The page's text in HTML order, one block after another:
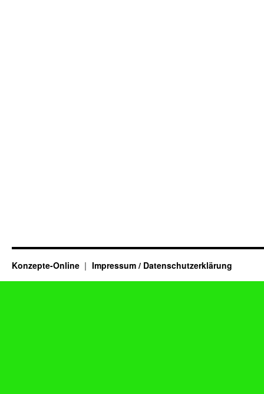
Konzepte-Online Impressum / Datenschutzerklärung